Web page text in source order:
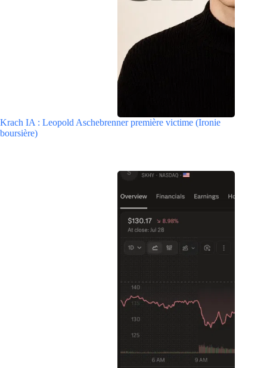
Krach IA : Leopold Aschebrenner première victime (Ironie
boursière)